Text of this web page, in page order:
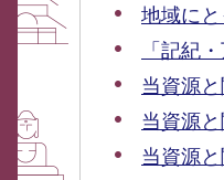
地域に
「記紀
当資源
当資源
当資源